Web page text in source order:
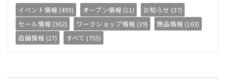
イベント情報 (493) オープン情報 (11)
お知らせ (37)
セール情報 (362)
ワークショップ情報 (39)
商品情報 (163)
店舗情報 (27)
すべて (755)